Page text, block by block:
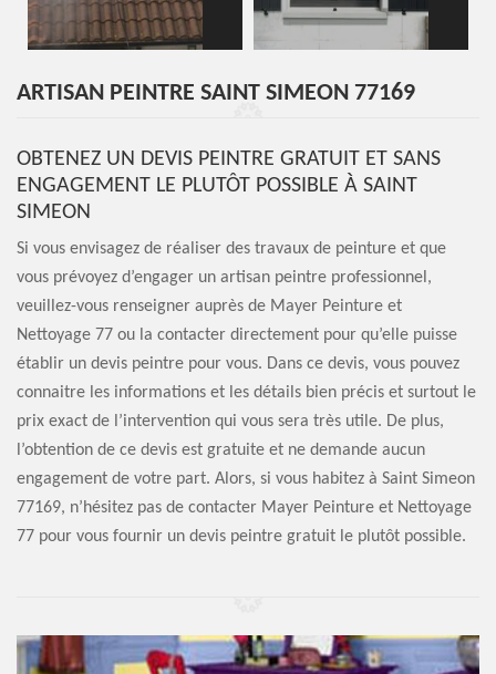
ARTISAN PEINTRE SAINT SIMEON 77169
OBTENEZ UN DEVIS PEINTRE GRATUIT ET SANS
ENGAGEMENT LE PLUTÔT POSSIBLE À SAINT
SIMEON
Si vous envisagez de réaliser des travaux de peinture et que
vous prévoyez d’engager un artisan peintre professionnel,
veuillez-vous renseigner auprès de Mayer Peinture et
Nettoyage 77 ou la contacter directement pour qu’elle puisse
établir un devis peintre pour vous. Dans ce devis, vous pouvez
connaitre les informations et les détails bien précis et surtout le
prix exact de l’intervention qui vous sera très utile. De plus,
l’obtention de ce devis est gratuite et ne demande aucun
engagement de votre part. Alors, si vous habitez à Saint Simeon
77169, n’hésitez pas de contacter Mayer Peinture et Nettoyage
77 pour vous fournir un devis peintre gratuit le plutôt possible.